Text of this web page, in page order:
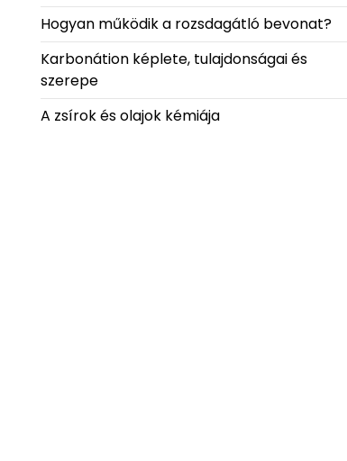
Hogyan működik a rozsdagátló bevonat?
Karbonátion képlete, tulajdonságai és
szerepe
A zsírok és olajok kémiája